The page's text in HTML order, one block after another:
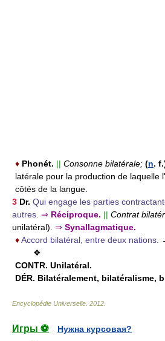
♦ Phonét. || Consonne bilatérale; (n.
latérale pour la production de laquelle
côtés de la langue.
3 Dr. Qui engage les parties
autres. ⇒ Réciproque. || Contrat
unilatéral). ⇒ Synallagmatique.
♦Accord bilatéral, entre deux nations.
❖
CONTR. Unilatéral.
DÉR. Bilatéralement, bilatéralisme,
Encyclopédie Universelle 2012
Игры ⚽
Нужна курсовая?